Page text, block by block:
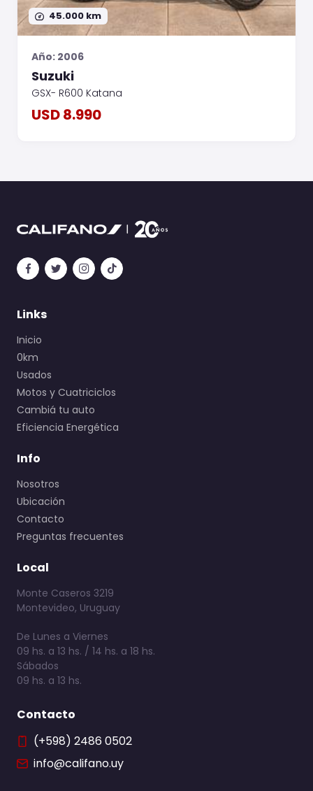
45.000 km
Año: 2006
Suzuki
GSX- R600 Katana
USD 8.990
Links
Inicio
0km
Usados
Motos y Cuatriciclos
Cambiá tu auto
Eficiencia Energética
Info
Nosotros
Ubicación
Contacto
Preguntas frecuentes
Local
Monte Caseros 3219
Montevideo, Uruguay
De Lunes a Viernes
09 hs. a 13 hs. / 14 hs. a 18 hs.
Sábados
09 hs. a 13 hs.
Contacto
(+598) 2486 0502
info@califano.uy